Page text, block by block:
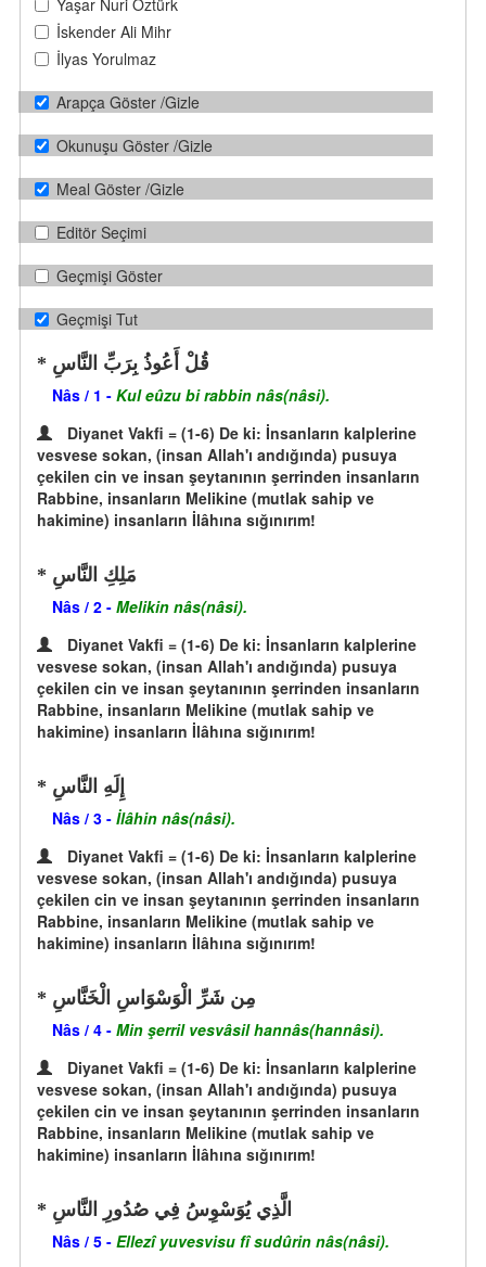
Yaşar Nuri Öztürk
İskender Ali Mihr
İlyas Yorulmaz
Arapça Göster /Gizle
Okunuşu Göster /Gizle
Meal Göster /Gizle
Editör Seçimi
Geçmişi Göster
Geçmişi Tut
قُلْ أَعُوذُ بِرَبِّ النَّاسِ
Nâs / 1 - Kul eûzu bi rabbin nâs(nâsi).
Diyanet Vakfi = (1-6) De ki: İnsanların kalplerine
vesvese sokan, (insan Allah'ı andığında) pusuya
çekilen cin ve insan şeytanının şerrinden insanların
Rabbine, insanların Melikine (mutlak sahip ve
hakimine) insanların İlâhına sığınırım!
مَلِكِ النَّاسِ
Nâs / 2 - Melikin nâs(nâsi).
Diyanet Vakfi = (1-6) De ki: İnsanların kalplerine
vesvese sokan, (insan Allah'ı andığında) pusuya
çekilen cin ve insan şeytanının şerrinden insanların
Rabbine, insanların Melikine (mutlak sahip ve
hakimine) insanların İlâhına sığınırım!
إِلَهِ النَّاسِ
Nâs / 3 - İlâhin nâs(nâsi).
Diyanet Vakfi = (1-6) De ki: İnsanların kalplerine
vesvese sokan, (insan Allah'ı andığında) pusuya
çekilen cin ve insan şeytanının şerrinden insanların
Rabbine, insanların Melikine (mutlak sahip ve
hakimine) insanların İlâhına sığınırım!
مِن شَرِّ الْوَسْوَاسِ الْخَنَّاسِ
Nâs / 4 - Min şerril vesvâsil hannâs(hannâsi).
Diyanet Vakfi = (1-6) De ki: İnsanların kalplerine
vesvese sokan, (insan Allah'ı andığında) pusuya
çekilen cin ve insan şeytanının şerrinden insanların
Rabbine, insanların Melikine (mutlak sahip ve
hakimine) insanların İlâhına sığınırım!
الَّذِي يُوَسْوِسُ فِي صُدُورِ النَّاسِ
Nâs / 5 - Ellezî yuvesvisu fî sudûrin nâs(nâsi).